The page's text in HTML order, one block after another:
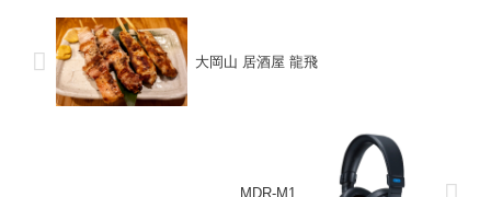
大岡山 居酒屋 龍飛
MDR-M1